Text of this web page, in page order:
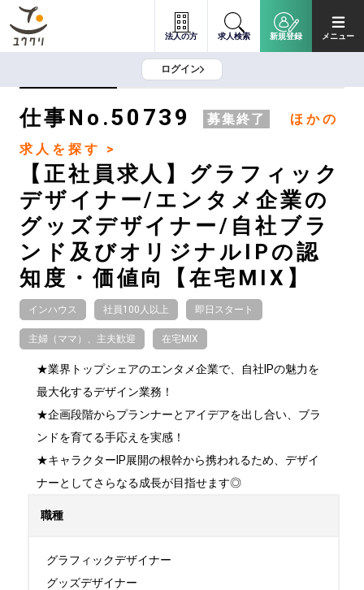
法人の方 求人検索 新規登録 メニュー
ログイン
仕事No.50739 募集終了
ほかの
求人を探す >
【正社員求人】グラフィック
デザイナー/エンタメ企業の
グッズデザイナー/自社ブラ
ンド及びオリジナルIPの認
知度・価値向【在宅MIX】
インハウス 社員100人以上 即日スタート
主婦（ママ）、主夫歓迎 在宅MIX
★業界トップシェアのエンタメ企業で、自社IPの魅力を
最大化するデザイン業務！
★企画段階からプランナーとアイデアを出し合い、ブラ
ンドを育てる手応えを実感！
★キャラクターIP展開の根幹から携われるため、デザイ
ナーとしてさらなる成長が目指せます◎
職種
グラフィックデザイナー
グッズデザイナー